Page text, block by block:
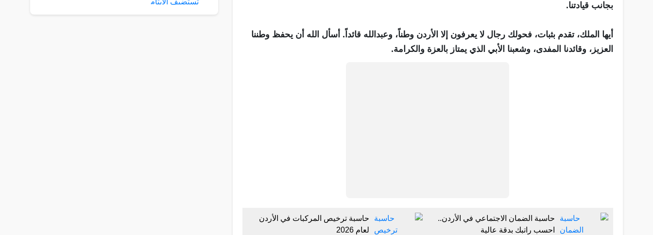
بجانب قيادتنا.
أيها الملك، تقدم بثبات، فحولك رجال لا يعرفون إلا الأردن وطناً، وعبدالله قائداً. أسأل الله أن يحفظ وطننا
العزيز، وقائدنا المفدى، وشعبنا الأبي الذي يمتاز بالعزة والكرامة.
حاسبة الضمان الاجتماعي في الأردن..
احسب راتبك بدقة عالية
حاسبة ترخيص المركبات في الأردن
لعام 2026
المسؤولية المجتمعية.